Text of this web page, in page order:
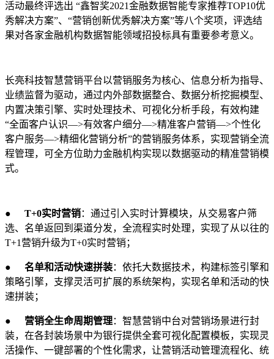
活动最终评选出 “鑫智奖2021金融数据智能专家推荐TOP10优
秀解决方案”、“营销创新优秀解决方案”等八个奖项，评选结
果对各家金融机构数据智能领域招投标具有重要参考意义。
长亮科技智慧营销平台以营销服务为核心、信息分析为指导、
业绩监督为驱动，通过内外部数据整合、数据分析挖掘模型、
内置决策引擎、实时处理技术、可视化分析手段，有效构建
“全面客户认识―>有效客户细分―>精准客户营销―>个性化
客户服务―>精细化营销分析”的营销服务体系，实现营销全流
程管理，可全方位助力金融机构实现以数据驱动的精准营销模
式。
● T+0实时营销：通过引入实时计算模块，从交易客户筛
选、名单返回到渠道分发，全流程实时处理，实现了从以往的
T+1营销升级为T+0实时营销；
● 名单和活动快速拼装：依托大数据技术，构建标签引擎和
策略引擎，支撑灵活可扩展的系统架构，实现名单和活动的快
速拼装；
● 营销全生命周期管理：智慧营销中台对营销场景进行封
装，在各封装场景中为银行提供全套可视化配置模板，实现灵
活操作、一键部署的个性化需求，让营销活动管理流程化、统